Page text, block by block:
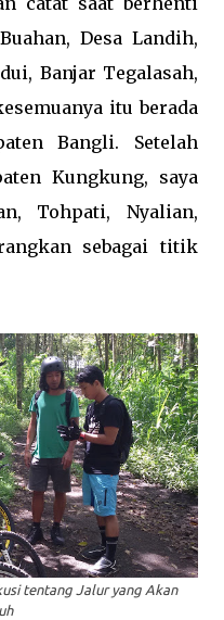
Desa Landih,
Banjar Tegalasah,
itu berada
Bangli. Setelah
Kungkung, saya
Tohpati, Nyalian,
sebagai titik
tentang Jalur yang Akan